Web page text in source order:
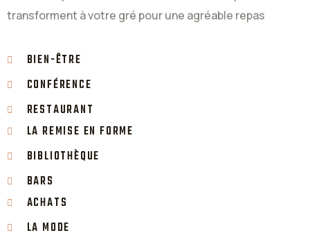
transforment à votre gré pour une agréable repas
BIEN-ÊTRE
CONFÉRENCE
RESTAURANT
LA REMISE EN FORME
BIBLIOTHÈQUE
BARS
ACHATS
LA MODE